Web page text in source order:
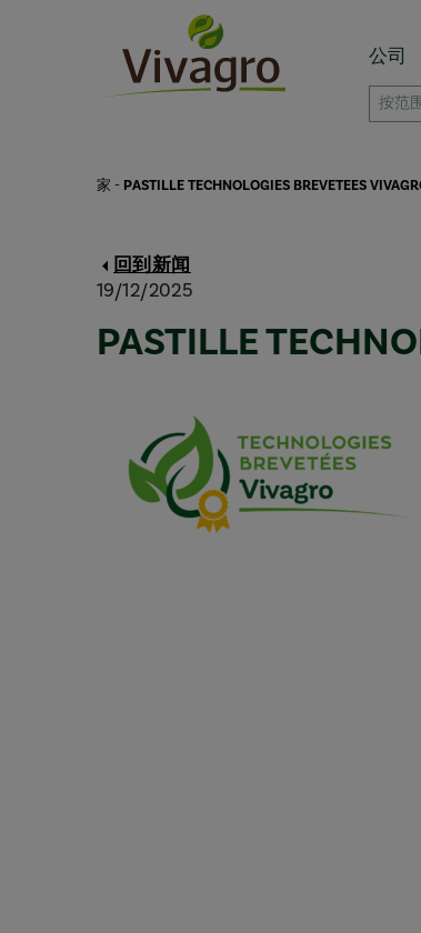
公司
家 - PASTILLE TECHNOLOGIES BREVETEES
回到新闻
19/12/2025
PASTILLE